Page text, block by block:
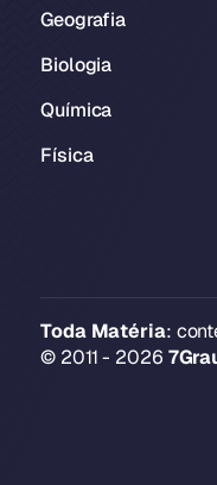
Geografia
Biologia
Química
Física
Toda Matéria:
© 2011 - 2026